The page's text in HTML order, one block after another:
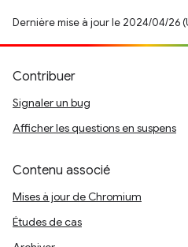
Dernière mise à jour le 2024/04/26
Contribuer
Signaler un bug
Afficher les questions en suspens
Contenu associé
Mises à jour de Chromium
Études de cas